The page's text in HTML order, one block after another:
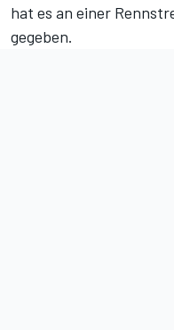
hat es an einer
gegeben.